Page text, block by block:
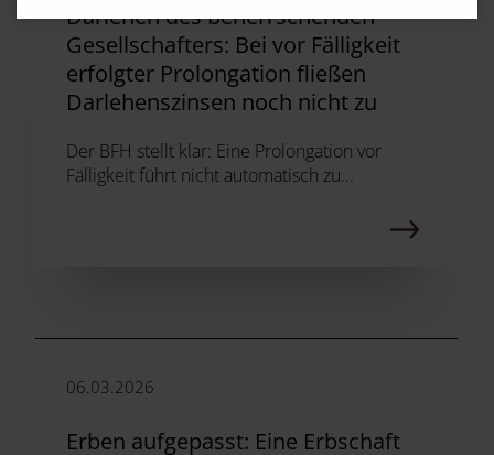
Darlehen des beherrschenden
Gesellschafters: Bei vor Fälligkeit
erfolgter Prolongation fließen
Darlehenszinsen noch nicht zu
Der BFH stellt klar: Eine Prolongation vor
Fälligkeit führt nicht automatisch zu...
06.03.2026
Erben aufgepasst: Eine Erbschaft